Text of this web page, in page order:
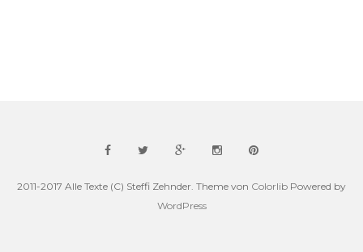
2011-2017 Alle Texte (C) Steffi Zehnder. Theme von Colorlib Powered by
WordPress